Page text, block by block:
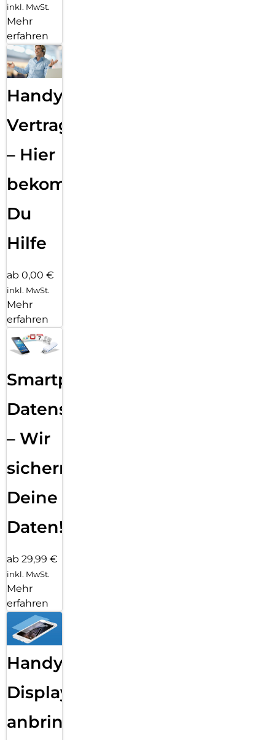
inkl. MwSt.
Mehr
erfahren
Handy
Vertragsabwicklung
– Hier
bekommst
Du
Hilfe
ab 0,00 €
inkl. MwSt.
Mehr
erfahren
Smartphone
Datensicherung
– Wir
sichern
Deine
Daten!
ab 29,99 €
inkl. MwSt.
Mehr
erfahren
Handy
Displayfolie
anbringen